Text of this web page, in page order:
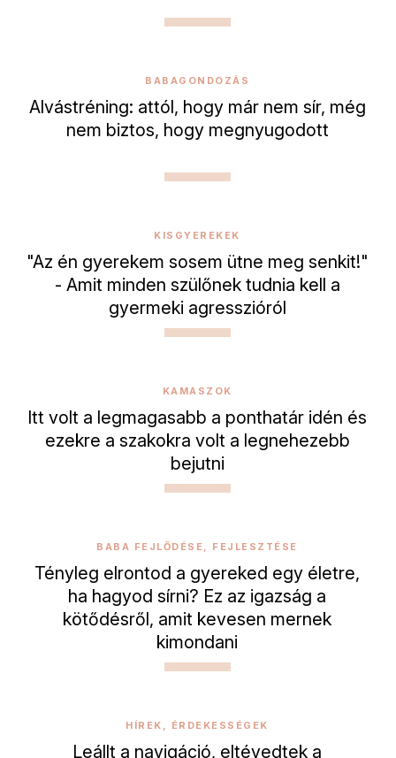
BABAGONDOZÁS
Alvástréning: attól, hogy már nem sír, még
nem biztos, hogy megnyugodott
KISGYEREKEK
"Az én gyerekem sosem ütne meg senkit!"
- Amit minden szülőnek tudnia kell a
gyermeki agresszióról
KAMASZOK
Itt volt a legmagasabb a ponthatár idén és
ezekre a szakokra volt a legnehezebb
bejutni
BABA FEJLŐDÉSE, FEJLESZTÉSE
Tényleg elrontod a gyereked egy életre,
ha hagyod sírni? Ez az igazság a
kötődésről, amit kevesen mernek
kimondani
HÍREK, ÉRDEKESSÉGEK
Leállt a navigáció, eltévedtek a